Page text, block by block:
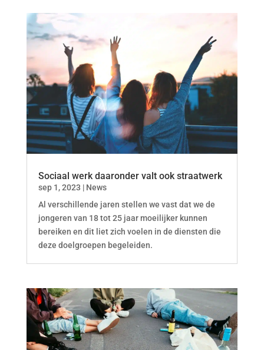
Sociaal werk daaronder valt ook straatwerk
sep 1, 2023 | News
Al verschillende jaren stellen we vast dat we de
jongeren van 18 tot 25 jaar moeilijker kunnen
bereiken en dit liet zich voelen in de diensten die
deze doelgroepen begeleiden.